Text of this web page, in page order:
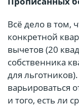
Всё дело в том,
конкретной
вычетов (20
собственника
для
варьироваться
и того, есть ли